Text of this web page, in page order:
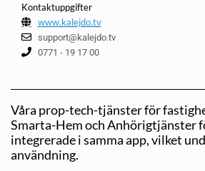
Kontaktuppgifter
www.kalejdo.tv
support@kalejdo.tv
0771 - 19 17 00
Våra prop-tech-tjänster för
Smarta-Hem och Anhörigtjänster
integrerade i samma app, vilket
användning.